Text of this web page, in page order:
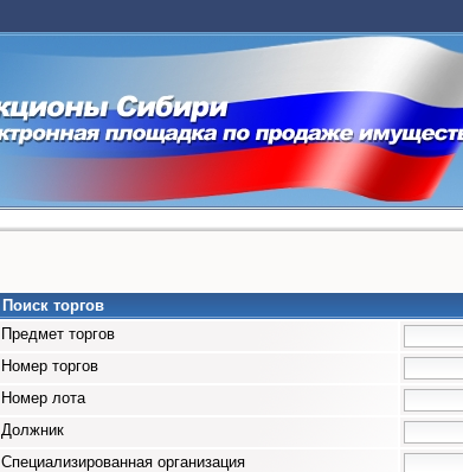
Поиск торгов
Предмет торгов
Номер торгов
Номер лота
Должник
Специализированная организация